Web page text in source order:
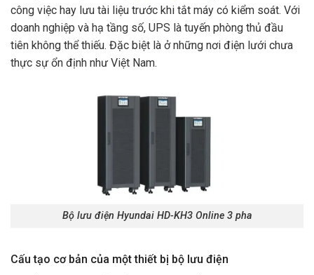
công việc hay lưu tài liệu trước khi tắt máy có kiểm soát. Với
doanh nghiệp và hạ tầng số, UPS là tuyến phòng thủ đầu
tiên không thể thiếu. Đặc biệt là ở những nơi điện lưới chưa
thực sự ổn định như Việt Nam.
Bộ lưu điện Hyundai HD-KH3 Online 3 pha
Cấu tạo cơ bản của một thiết bị bộ lưu điện